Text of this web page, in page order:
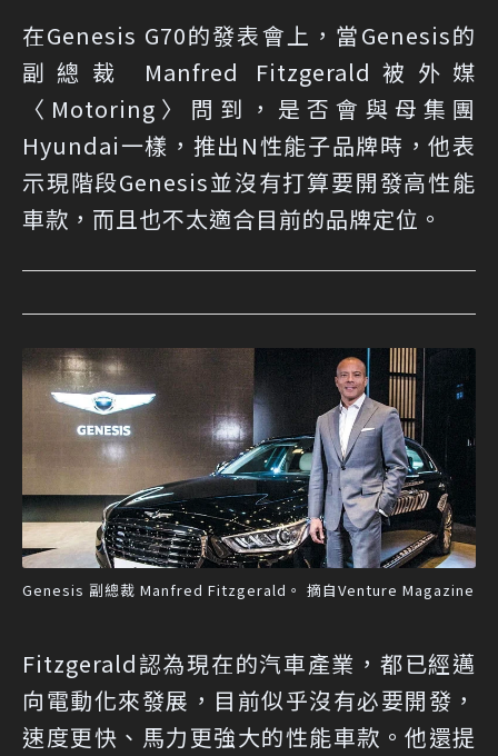
在Genesis G70的發表會上，當Genesis的
副總裁 Manfred Fitzgerald被外媒
〈Motoring〉問到，是否會與母集團
Hyundai一樣，推出N性能子品牌時，他表
示現階段Genesis並沒有打算要開發高性能
車款，而且也不太適合目前的品牌定位。
Genesis 副總裁 Manfred Fitzgerald。 摘自Venture Magazine
Fitzgerald認為現在的汽車產業，都已經邁
向電動化來發展，目前似乎沒有必要開發，
速度更快、馬力更強大的性能車款。他還提